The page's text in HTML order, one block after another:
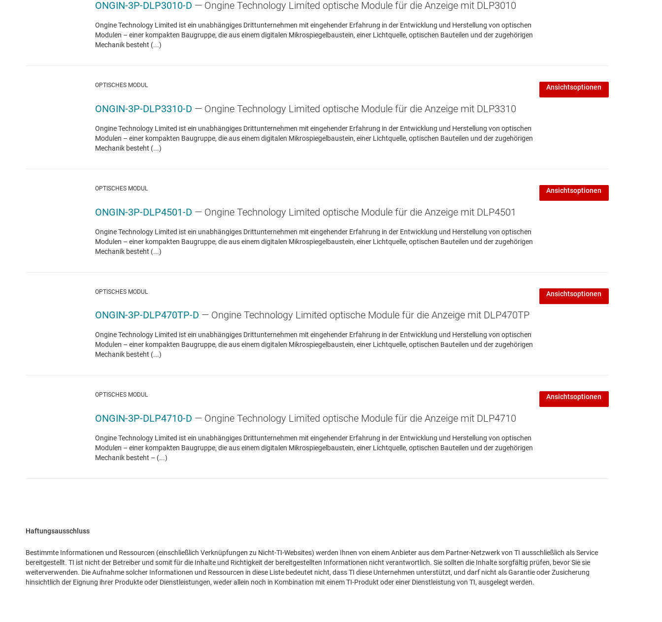
ONGIN-3P-DLP3010-D — Ongine Technology Limited optische Module für die Anzeige mit DLP3010
Ongine Technology Limited ist ein unabhängiges Drittunternehmen mit eingehender Erfahrung in der Entwicklung und Herstellung von optischen
Modulen – einer kompakten Baugruppe, die aus einem digitalen Mikrospiegelbaustein, einer Lichtquelle, optischen Bauteilen und der zugehörigen
Mechanik besteht (...)
OPTISCHES MODUL
ONGIN-3P-DLP3310-D — Ongine Technology Limited optische Module für die Anzeige mit DLP3310
Ongine Technology Limited ist ein unabhängiges Drittunternehmen mit eingehender Erfahrung in der Entwicklung und Herstellung von optischen
Modulen – einer kompakten Baugruppe, die aus einem digitalen Mikrospiegelbaustein, einer Lichtquelle, optischen Bauteilen und der zugehörigen
Mechanik besteht (...)
Ansichtsoptionen
OPTISCHES MODUL
ONGIN-3P-DLP4501-D — Ongine Technology Limited optische Module für die Anzeige mit DLP4501
Ongine Technology Limited ist ein unabhängiges Drittunternehmen mit eingehender Erfahrung in der Entwicklung und Herstellung von optischen
Modulen – einer kompakten Baugruppe, die aus einem digitalen Mikrospiegelbaustein, einer Lichtquelle, optischen Bauteilen und der zugehörigen
Mechanik besteht (...)
Ansichtsoptionen
OPTISCHES MODUL
ONGIN-3P-DLP470TP-D — Ongine Technology Limited optische Module für die Anzeige mit DLP470TP
Ongine Technology Limited ist ein unabhängiges Drittunternehmen mit eingehender Erfahrung in der Entwicklung und Herstellung von optischen
Modulen – einer kompakten Baugruppe, die aus einem digitalen Mikrospiegelbaustein, einer Lichtquelle, optischen Bauteilen und der zugehörigen
Mechanik besteht (...)
Ansichtsoptionen
OPTISCHES MODUL
ONGIN-3P-DLP4710-D — Ongine Technology Limited optische Module für die Anzeige mit DLP4710
Ongine Technology Limited ist ein unabhängiges Drittunternehmen mit eingehender Erfahrung in der Entwicklung und Herstellung von optischen
Modulen – einer kompakten Baugruppe, die aus einem digitalen Mikrospiegelbaustein, einer Lichtquelle, optischen Bauteilen und der zugehörigen
Mechanik besteht – (...)
Ansichtsoptionen
Haftungsausschluss
Bestimmte Informationen und Ressourcen (einschließlich Verknüpfungen zu Nicht-TI-Websites) werden Ihnen von einem Anbieter aus dem Partner-Netzwerk von TI ausschließlich als Service
bereitgestellt. TI ist nicht der Betreiber und somit für die Inhalte und Richtigkeit der bereitgestellten Informationen nicht verantwortlich. Sie sollten die Inhalte sorgfältig prüfen, bevor Sie sie
weiterverwenden. Die Aufnahme solcher Informationen und Ressourcen in diese Liste bedeutet nicht, dass TI diese Unternehmen unterstützt, und darf nicht als Garantie oder Zusicherung
hinsichtlich der Eignung ihrer Produkte oder Dienstleistungen, weder allein noch in Kombination mit einem TI-Produkt oder einer Dienstleistung von TI, ausgelegt werden.